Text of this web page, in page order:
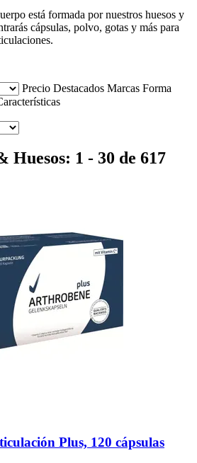
está formada por nuestros huesos y
cápsulas, polvo, gotas y más para
Precio Destacados Marcas Forma
Huesos: 1 - 30 de 617
Plus, 120 cápsulas